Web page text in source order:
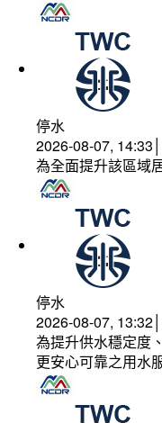
停水
2026-08-07,
為全面提升該區域
停水
2026-08-07,
為提升供水穩定度
更安心可靠之用水